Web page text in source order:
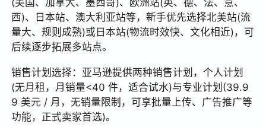
西)、日本站、澳大利亚站等，新手优先选择北美站(流
量大、规则成熟)或日本站(物流时效快、文化相近)，可
后续逐步拓展多站点。
销售计划选择：亚马逊提供两种销售计划，个人计划
(无月租，月销量<40 件，适合试水)与专业计划(39.9
9 美元 / 月，无销量限制，可享批量上传、广告推广等
功能，正式卖家首选)。